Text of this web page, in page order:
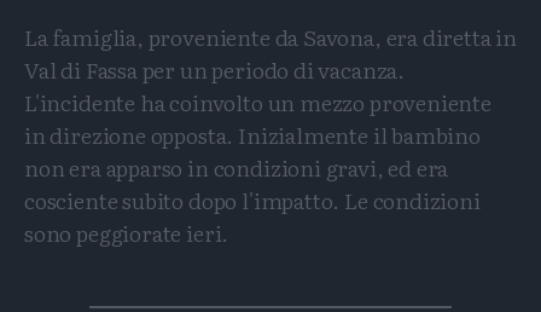
La famiglia, proveniente da Savona, era diretta in
Val di Fassa per un periodo di vacanza.
L'incidente ha coinvolto un mezzo proveniente
in direzione opposta. Inizialmente il bambino
non era apparso in condizioni gravi, ed era
cosciente subito dopo l'impatto. Le condizioni
sono peggiorate ieri.